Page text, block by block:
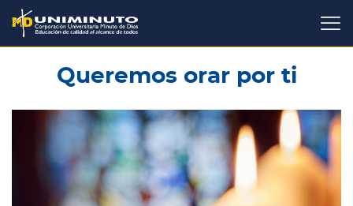
Pasar
contenido
principal
Queremos orar por ti